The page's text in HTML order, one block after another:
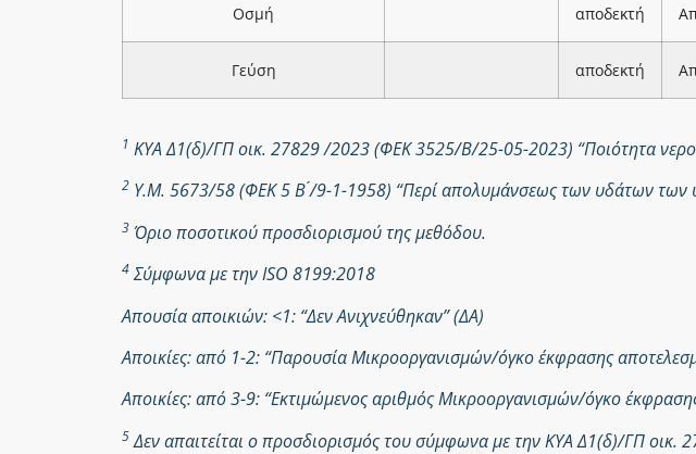
Οσμή αποδεκτή
Γεύση αποδεκτή
1 ΚΥΑ Δ1(δ)/ΓΠ οικ. 27829 /2023 (ΦΕΚ 3525/Β/25-05-2023) “Ποιότητα
2 Υ.Μ. 5673/58 (ΦΕΚ 5 Β ́/9-1-1958) “Περί απολυμάνσεως των υδάτων των
3 Όριο ποσοτικού προσδιορισμού της μεθόδου.
4Σύμφωνα με την ISO 8199:2018
Απουσία αποικιών: <1: “Δεν Ανιχνεύθηκαν” (ΔΑ)
Αποικίες: από 1-2: “Παρουσία Μικροοργανισμών/όγκο έκφρασης
Αποικίες: από 3-9: “Εκτιμώμενος αριθμός Μικροοργανισμών/όγκο
5Δεν απαιτείται ο προσδιορισμός του σύμφωνα με την ΚΥΑ Δ1(δ)/ΓΠ